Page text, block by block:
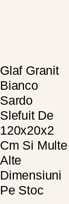
Glaf Granit
Bianco
Sardo
Slefuit De
120x20x2
Cm Si Multe
Alte
Dimensiuni
Pe Stoc